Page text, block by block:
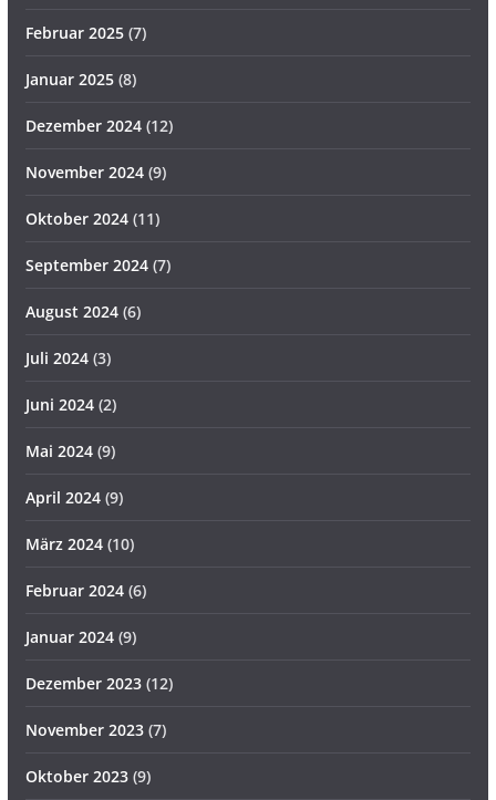
Februar 2025(7)
Januar 2025(8)
Dezember 2024(12)
November 2024(9)
Oktober 2024(11)
September 2024(7)
August 2024(6)
Juli 2024(3)
Juni 2024(2)
Mai 2024(9)
April 2024(9)
März 2024(10)
Februar 2024(6)
Januar 2024(9)
Dezember 2023(12)
November 2023(7)
Oktober 2023(9)